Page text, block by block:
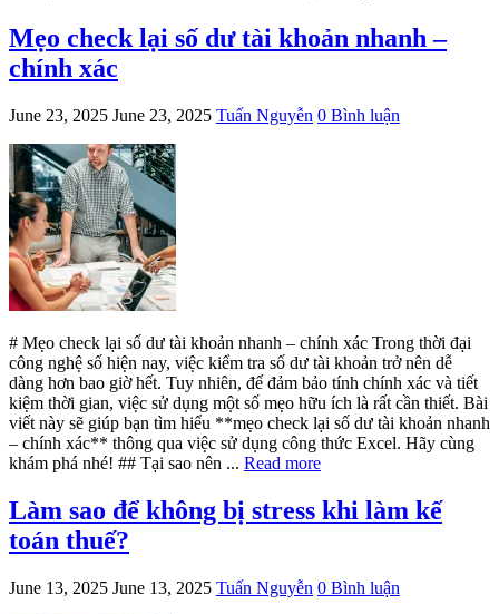
Mẹo check lại số dư tài khoản nhanh –
chính xác
June 23, 2025 June 23, 2025 Tuấn Nguyễn 0 Bình luận
# Mẹo check lại số dư tài khoản nhanh – chính xác Trong thời đại
công nghệ số hiện nay, việc kiểm tra số dư tài khoản trở nên dễ
dàng hơn bao giờ hết. Tuy nhiên, để đảm bảo tính chính xác và tiết
kiệm thời gian, việc sử dụng một số mẹo hữu ích là rất cần thiết. Bài
viết này sẽ giúp bạn tìm hiểu **mẹo check lại số dư tài khoản nhanh
– chính xác** thông qua việc sử dụng công thức Excel. Hãy cùng
khám phá nhé! ## Tại sao nên ... Read more
Làm sao để không bị stress khi làm kế
toán thuế?
June 13, 2025 June 13, 2025 Tuấn Nguyễn 0 Bình luận